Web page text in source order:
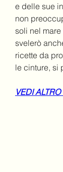
e delle sue
non
soli nel
svelerò
ricette da
le cinture, si
VEDI ALTRO